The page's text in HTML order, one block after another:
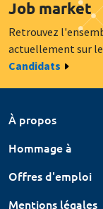
Job market
Retrouvez
actuellement sur
Candidats
À propos
Hommage à
Offres d'emploi
Mentions légales